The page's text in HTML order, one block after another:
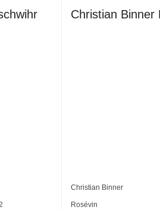
Christian Binner
Christian Binner
Rosévin